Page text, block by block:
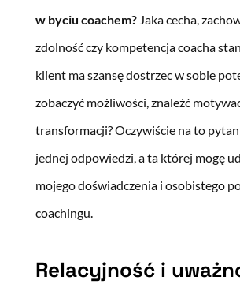
w byciu coachem?Jaka cecha,
zdolność czy kompetencja coacha
klient ma szansę dostrzec w sobie
zobaczyć możliwości, znaleźć
transformacji? Oczywiście na to
jednej odpowiedzi, a ta której mogę
mojego doświadczenia i osobistego
coachingu.
Relacyjność i